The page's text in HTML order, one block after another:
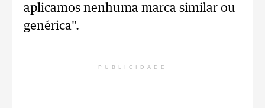
aplicamos nenhuma marca similar ou
genérica".
PUBLICIDADE